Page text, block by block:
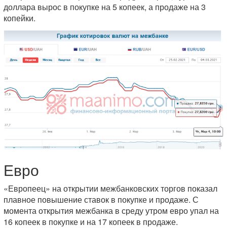
доллара вырос в покупке на 5 копеек, а продаже на 3
копейки.
Евро
«Европеец» на открытии межбанковских торгов показал
плавное повышение ставок в покупке и продаже. С
момента открытия межбанка в среду утром евро упал на
16 копеек в покупке и на 17 копеек в продаже.